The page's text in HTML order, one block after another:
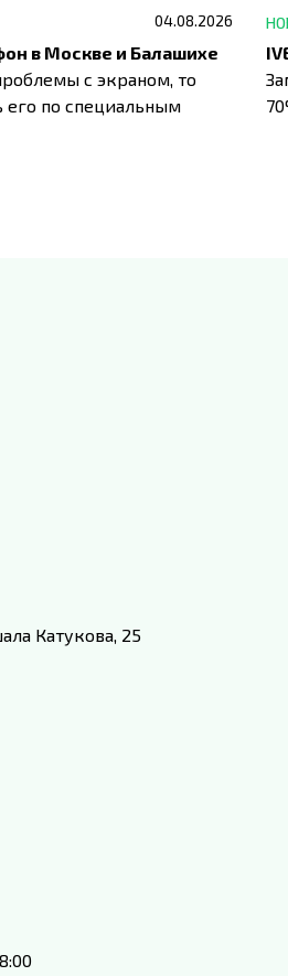
04.08.2026
в Москве и Балашихе
с экраном, то
его по специальным
Катукова, 25